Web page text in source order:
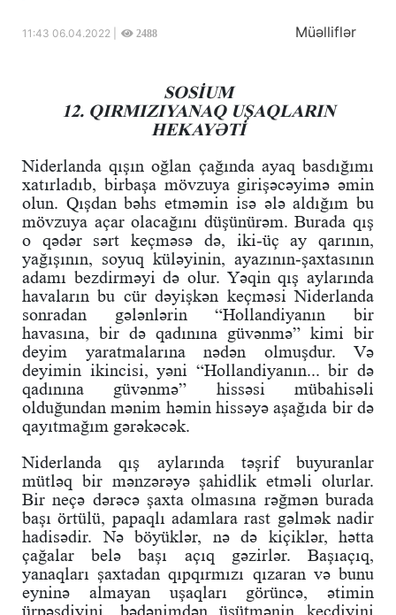
11:43 06.04.2022 | 2488 Müəlliflər
SOSİUM
12. QIRMIZIYANAQ UŞAQLARIN
HEKAYƏTİ
Niderlanda qışın oğlan çağında ayaq basdığımı
xatırladıb, birbaşa mövzuya girişəcəyimə əmin
olun. Qışdan bəhs etməmin isə ələ aldığım bu
mövzuya açar olacağını düşünürəm. Burada qış
o qədər sərt keçməsə də, iki-üç ay qarının,
yağışının, soyuq küləyinin, ayazının-şaxtasının
adamı bezdirməyi də olur. Yəqin qış aylarında
havaların bu cür dəyişkən keçməsi Niderlanda
sonradan gələnlərin “Hollandiyanın bir
havasına, bir də qadınına güvənmə” kimi bir
deyim yaratmalarına nədən olmuşdur. Və
deyimin ikincisi, yəni “Hollandiyanın... bir də
qadınına güvənmə” hissəsi mübahisəli
olduğundan mənim həmin hissəyə aşağıda bir də
qayıtmağım gərəkəcək.
Niderlanda qış aylarında təşrif buyuranlar
mütləq bir mənzərəyə şahidlik etməli olurlar.
Bir neçə dərəcə şaxta olmasına rəğmən burada
başı örtülü, papaqlı adamlara rast gəlmək nadir
hadisədir. Nə böyüklər, nə də kiçiklər, hətta
çağalar belə başı açıq gəzirlər. Başıaçıq,
yanaqları şaxtadan qıpqırmızı qızaran və bunu
eyninə almayan uşaqları görüncə, ətimin
ürpəşdiyini, bədənimdən üşütmənin keçdiyini